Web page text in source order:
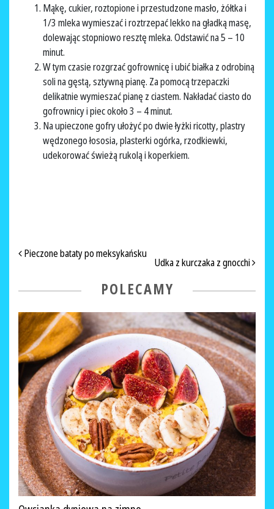
Mąkę, cukier, roztopione i przestudzone masło, żółtka i
1/3 mleka wymieszać i roztrzepać lekko na gładką masę,
dolewając stopniowo resztę mleka. Odstawić na 5 – 10
minut.
W tym czasie rozgrzać gofrownicę i ubić białka z odrobiną
soli na gęstą, sztywną pianę. Za pomocą trzepaczki
delikatnie wymieszać pianę z ciastem. Nakładać ciasto do
gofrownicy i piec około 3 – 4 minut.
Na upieczone gofry ułożyć po dwie łyżki ricotty, plastry
wędzonego łososia, plasterki ogórka, rzodkiewki,
udekorować świeżą rukolą i koperkiem.
NAWIGACJA PO ARTYKUŁACH
Pieczone bataty po meksykańsku
Udka z kurczaka z gnocchi
POLECAMY